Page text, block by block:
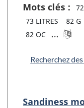
Mots clés :
73 LITRES
82 G
82 OC
...
Recherchez
Sandiness